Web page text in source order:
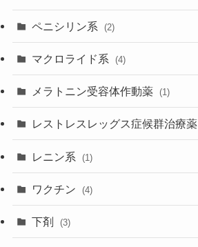
ペニシリン系 (2)
マクロライド系 (4)
メラトニン受容体作動薬 (1)
レストレスレッグス症候群治療薬
レニン系 (1)
ワクチン (4)
下剤 (3)